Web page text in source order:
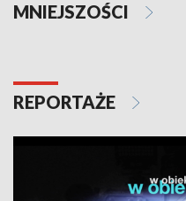
MNIEJSZOŚCI
REPORTAŻE